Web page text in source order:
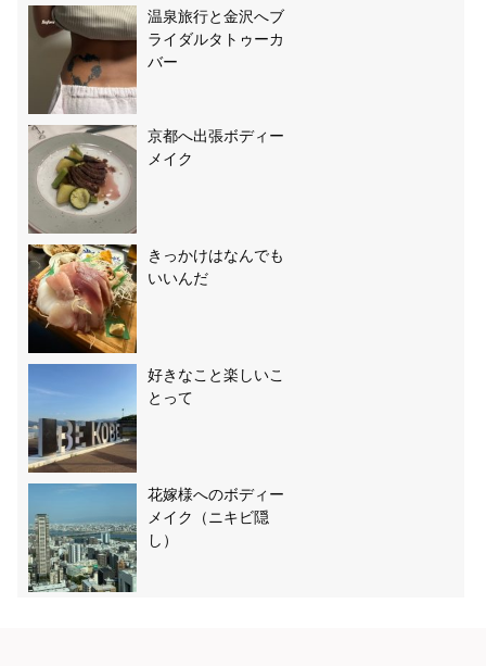
温泉旅行と金沢へブ
ライダルタトゥーカ
バー
京都へ出張ボディー
メイク
きっかけはなんでも
いいんだ
好きなこと楽しいこ
とって
花嫁様へのボディー
メイク（ニキビ隠
し）